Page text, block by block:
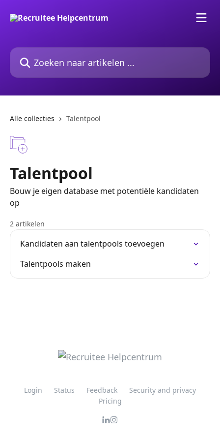
Zoeken naar artikelen ...
Alle collecties Talentpool
Talentpool
Bouw je eigen database met potentiële kandidaten
op
2 artikelen
Kandidaten aan talentpools toevoegen
Talentpools maken
Login Status Feedback
Security and privacy
Pricing